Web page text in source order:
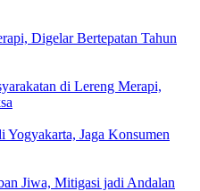
Digelar Bertepatan Tahun
di Lereng Merapi,
Jaga Konsumen
Jiwa, Mitigasi jadi Andalan